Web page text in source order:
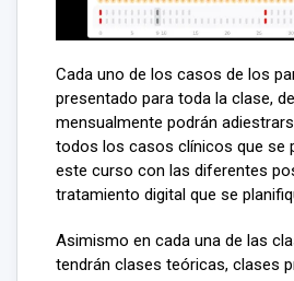
Cada uno de los casos de los
presentado para toda la clase,
mensualmente podrán
todos los casos clínicos que se
este curso con las diferentes
tratamiento digital que se
Asimismo en cada una de las
tendrán clases teóricas, clases